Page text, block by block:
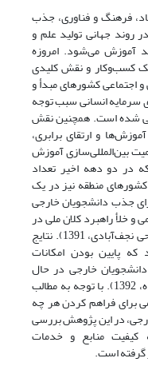
فرهنگ و فناوری، جذب
جهانی تولید علم و
آموزش می‌شود. امروزه
کسب‌وکار و نقش کلیدی
اجتماعی کشورهای مبدأ و
سرمایه انسانی سبب توجه
شده است. همچنین نقش
و ارتقای برابری،
بین‌المللی‌سازی آموزش
در دو دهه اخیر تعداد
3/2 برابر شده و کشورهای منطقه نیز در یک
جذب دانشجویان خارجی
و خلأ راهبرد کلان ملی در
این زمینه مشهود است (ذاکرصالحی و صالحی نجف‌آبادی، 1391). نتایج
پایین بودن امکانات
خارجی در حال
تحصیل در کشورمان بوده است (شفیع‌زاده، 1392). با توجه به مطالب
برای فراهم کردن هر چه
در این پژوهش بررسی
کیفیت منابع و خدمات
گرفته است.